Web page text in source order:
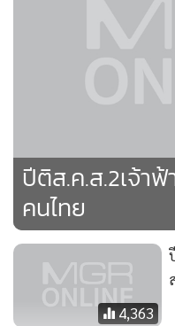
ปีติส.ค.ส.2เจ้า
คนไทย
4,363